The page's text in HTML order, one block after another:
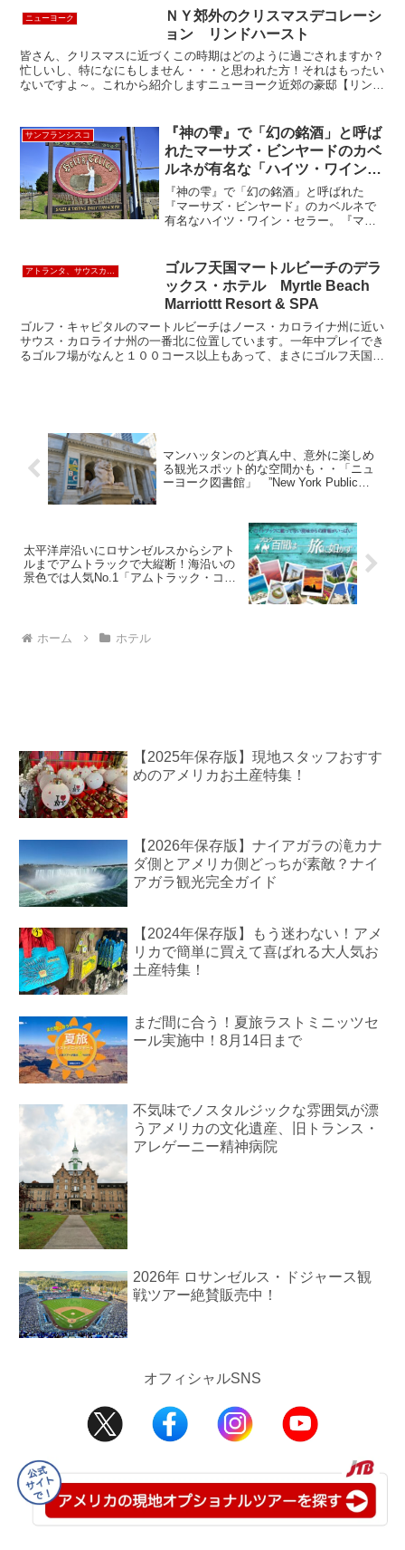
スベイのJBA(Japanese Business Ass...
ニューヨーク
ＮＹ郊外のクリスマスデコレーシ
ョン リンドハースト
皆さん、クリスマスに近づくこの時期はどのように過ごされますか？
忙しいし、特になにもしません・・・と思われた方！それはもったい
ないですよ～。これから紹介しますニューヨーク近郊の豪邸【リンド
サンフランシスコ
『神の雫』で「幻の銘酒」と呼ば
れたマーサズ・ビンヤードのカベ
ルネが有名な「ハイツ・ワイン・
セラーズ」 ”Heitz Wine
Cellars”
『神の雫』で「幻の銘酒」と呼ばれた
『マーサズ・ビンヤード』のカベルネで
有名なハイツ・ワイン・セラー。『マー
の生産量は非常に少なく希少価値となっ
ています。ジョー・ハイツ氏...
ゴルフ天国マートルビーチのデラ
ックス・ホテル Myrtle Beach
Marriottt Resort & SPA
ゴルフ・キャピタルのマートルビーチはノース・カロライナ州に近い
サウス・カロライナ州の一番北に位置しています。一年中プレイでき
るゴルフ場がなんと１００コース以上もあって、まさにゴルフ天国。
マンハッタンのど真ん中、意外に楽しめ
る観光スポット的な空間かも・・「ニュ
ーヨーク図書館」 ”New York Public
太平洋岸沿いにロサンゼルスからシアト
ルまでアムトラックで大縦断！海沿いの
景色では人気No.1「アムトラック・コー
ホーム ホテル
【2025年保存版】現地スタッフおすす
めのアメリカお土産特集！
【2026年保存版】ナイアガラの滝カナ
ダ側とアメリカ側どっちが素敵？ナイ
アガラ観光完全ガイド
【2024年保存版】もう迷わない！アメ
リカで簡単に買えて喜ばれる大人気お
土産特集！
まだ間に合う！夏旅ラストミニッツセ
ール実施中！8月14日まで
不気味でノスタルジックな雰囲気が漂
うアメリカの文化遺産、旧トランス・
アレゲーニー精神病院
2026年 ロサンゼルス・ドジャース観
戦ツアー絶賛販売中！
オフィシャルSNS